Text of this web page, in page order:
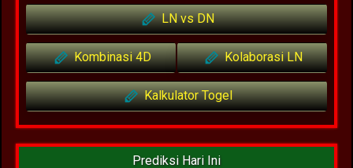
LN vs DN
Kombinasi 4D Kolaborasi LN
Kalkulator Togel
Prediksi Hari Ini